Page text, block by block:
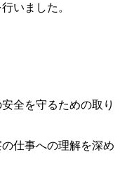
いました。
全を守るための取り
仕事への理解を深め